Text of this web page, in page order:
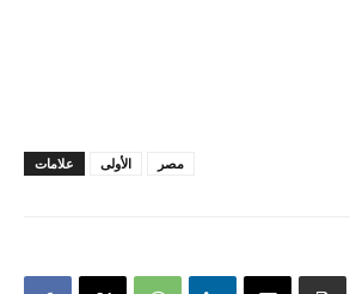
علامات الأولى مصر